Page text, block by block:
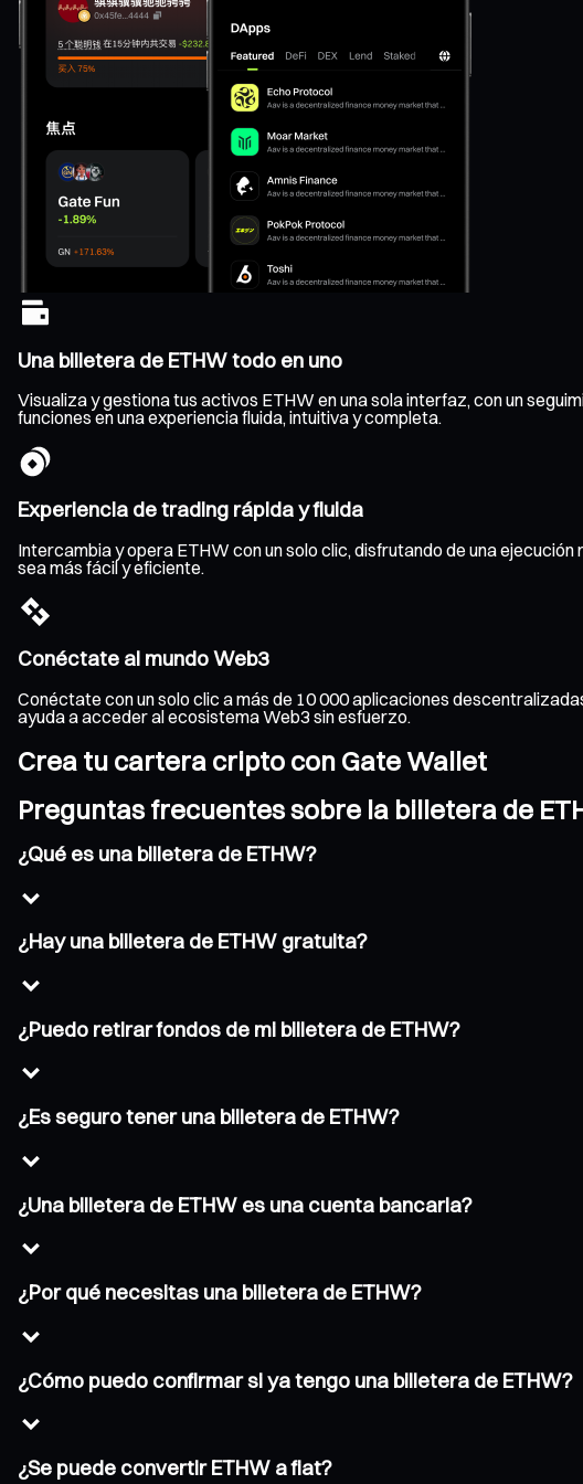
Una billetera de ETHW todo en uno
Visualiza y gestiona tus activos ETHW en una sola interfaz, con un
funciones en una experiencia fluida, intuitiva y completa.
Experiencia de trading rápida y fluida
Intercambia y opera ETHW con un solo clic, disfrutando de una
sea más fácil y eficiente.
Conéctate al mundo Web3
Conéctate con un solo clic a más de 10 000 aplicaciones
ayuda a acceder al ecosistema Web3 sin esfuerzo.
Crea tu cartera cripto con Gate Wallet
Preguntas frecuentes sobre la billetera de
¿Qué es una billetera de ETHW?
¿Hay una billetera de ETHW gratuita?
¿Puedo retirar fondos de mi billetera de ETHW?
¿Es seguro tener una billetera de ETHW?
¿Una billetera de ETHW es una cuenta bancaria?
¿Por qué necesitas una billetera de ETHW?
¿Cómo puedo confirmar si ya tengo una billetera de ETHW?
¿Se puede convertir ETHW a fiat?